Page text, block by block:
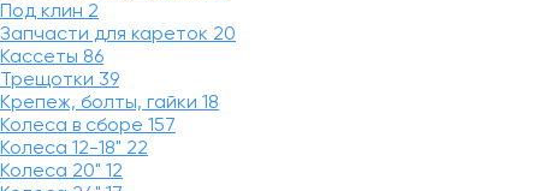
Под клин 2
Запчасти для кареток 20
Кассеты 86
Трещотки 39
Крепеж, болты, гайки 18
Колеса в сборе 157
Колеса 12-18" 22
Колеса 20" 12